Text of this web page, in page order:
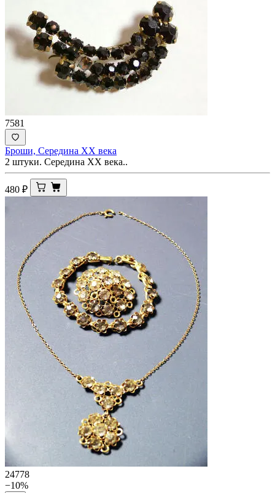
7581
Броши, Середина ХХ века
2 штуки. Середина ХХ века..
480 ₽
24778
−10%